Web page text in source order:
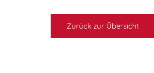
Zurück zur Übersicht